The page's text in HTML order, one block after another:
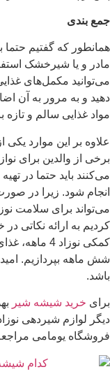
جمع بندی
مادر و یا شیرخشک
می‌توانید مکمل‌های
دهید و به مرور به آن
مواد غذایی سالم و تازه
علاوه بر این موارد
برخی از والدین برای
می‌کنند باید حتما در
انجام شود. زیرا در
می‌تواند برای سلامت
شش ماهه بپردازیم.
باشد.
برای خرید شیشه شیر
دیگر لوازم شیردهی
فروشگاه یومامی